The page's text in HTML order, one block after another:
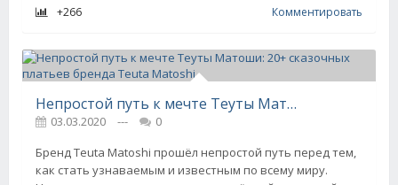
+266 Комментировать
Непростой путь к мечте Теуты Матоши: 20+ сказочных платьев бренда Teuta Matoshi
03.03.2020 ---
0
Бренд Teuta Matoshi прошёл непростой путь перед тем,
как стать узнаваемым и известным по всему миру.